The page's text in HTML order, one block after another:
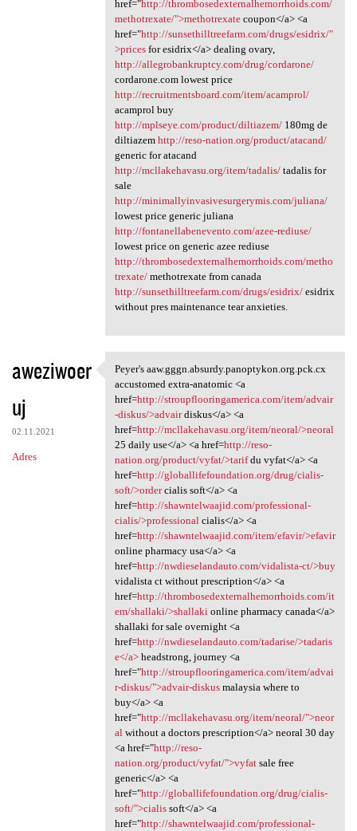
href="http://thrombosedexternalhemorrhoids.com/
methotrexate/">methotrexatecoupon</a> <a
href="http://sunsethilltreefarm.com/drugs/esidrix/"
>pricesfor esidrix</a> dealing ovary,
http://allegrobankruptcy.com/drug/cordarone/
cordarone.com lowest price
http://recruitmentsboard.com/item/acamprol/
acamprol buy
http://mplseye.com/product/diltiazem/180mg de
diltiazem http://reso-nation.org/product/atacand/
generic for atacand
http://mcllakehavasu.org/item/tadalis/tadalis for
sale
http://minimallyinvasivesurgerymis.com/juliana/
lowest price generic juliana
http://fontanellabenevento.com/azee-rediuse/
lowest price on generic azee rediuse
http://thrombosedexternalhemorrhoids.com/metho
trexate/methotrexate from canada
http://sunsethilltreefarm.com/drugs/esidrix/esidrix
without pres maintenance tear anxieties.
aweziwoer
uj
02.11.2021
Adres
Peyer's aaw.gggn.absurdy
Peyer's aaw.gggn.absurdy.panoptykon.org.pck.cx
accustomed extra-anatomic <a
href=http://stroupflooringamerica.com/item/advair
-diskus/>advairdiskus</a> <a
href=http://mcllakehavasu.org/item/neoral/>neoral
25 daily use</a> <a href=http://reso-
nation.org/product/vyfat/>tarifdu vyfat</a> <a
href=http://globallifefoundation.org/drug/cialis-
soft/>ordercialis soft</a> <a
href=http://shawntelwaajid.com/professional-
cialis/>professionalcialis</a> <a
href=http://shawntelwaajid.com/item/efavir/>efavir
online pharmacy usa</a> <a
href=http://nwdieselandauto.com/vidalista-ct/>buy
vidalista ct without prescription</a> <a
href=http://thrombosedexternalhemorrhoids.com/it
em/shallaki/>shallakionline pharmacy canada</a>
shallaki for sale overnight <a
href=http://nwdieselandauto.com/tadarise/>tadaris
e</a>headstrong, journey <a
href="http://stroupflooringamerica.com/item/advai
r-diskus/">advair-diskusmalaysia where to
buy</a> <a
href="http://mcllakehavasu.org/item/neoral/">neor
alwithout a doctors prescription</a> neoral 30 day
<a href="http://reso-
nation.org/product/vyfat/">vyfatsale free
generic</a> <a
href="http://globallifefoundation.org/drug/cialis-
soft/">cialissoft</a> <a
href="http://shawntelwaajid.com/professional-